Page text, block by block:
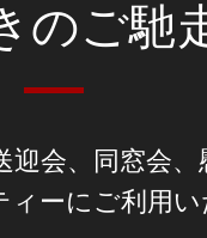
のご馳
迎会、同窓会
ィーにご利用